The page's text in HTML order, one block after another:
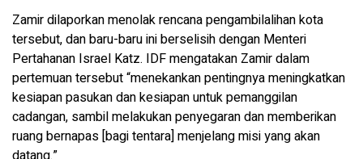
Zamir dilaporkan menolak rencana pengambilalihan kota
tersebut, dan baru-baru ini berselisih dengan Menteri
Pertahanan Israel Katz. IDF mengatakan Zamir dalam
pertemuan tersebut “menekankan pentingnya meningkatkan
kesiapan pasukan dan kesiapan untuk pemanggilan
cadangan, sambil melakukan penyegaran dan memberikan
ruang bernapas [bagi tentara] menjelang misi yang akan